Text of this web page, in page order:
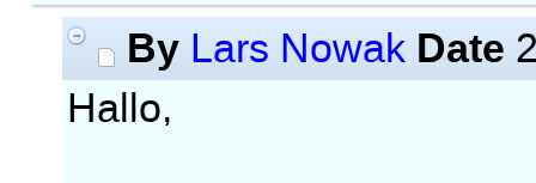
By Lars Nowak Date
Hallo,